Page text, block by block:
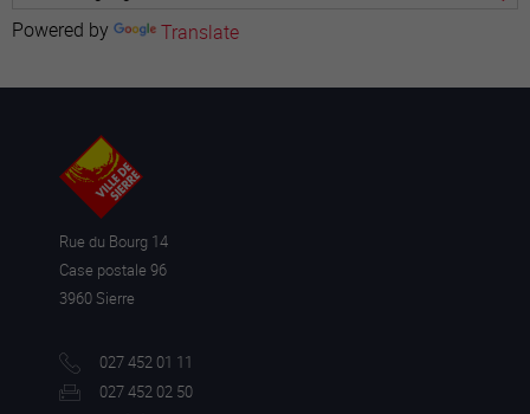
Powered by Translate
Rue du Bourg 14
Case postale 96
3960 Sierre
027 452 01 11
027 452 02 50